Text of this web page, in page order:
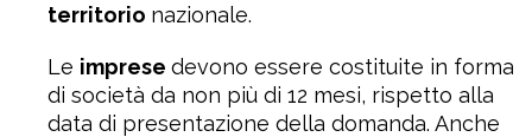
territorio nazionale.
Le imprese devono essere costituite in forma
di società da non più di 12 mesi, rispetto alla
data di presentazione della domanda. Anche